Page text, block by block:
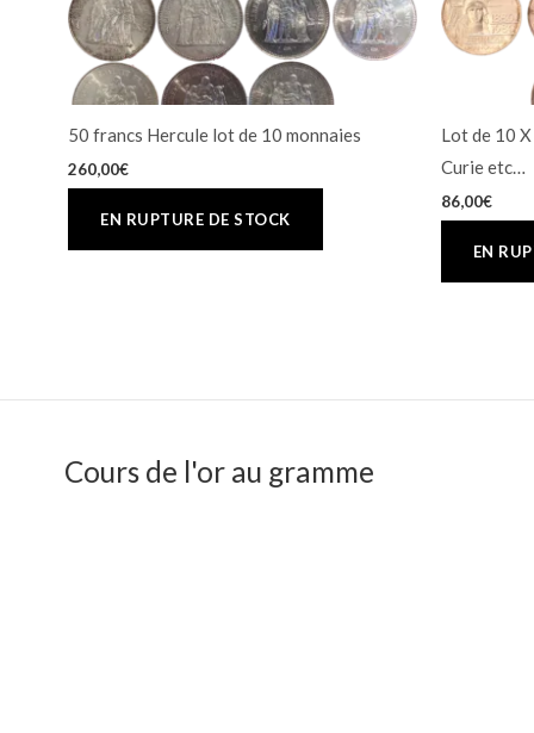
50 francs Hercule lot de 10 monnaies
260,00€
Lot de 10
Curie etc…
86,00€
Cours de l'or au gramme